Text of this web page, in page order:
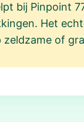
bij Pinpoint
Het
zeldzame of